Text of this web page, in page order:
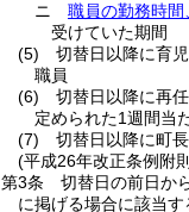
ニ
職員の勤務時間
受けていた期間
(5)
切替日以降に育
職員
(6)
切替日以降に再
定められた1週間当
(7)
切替日以降に町
(平成26年改正条例附
第3条
切替日の前日か
に掲げる場合に該当